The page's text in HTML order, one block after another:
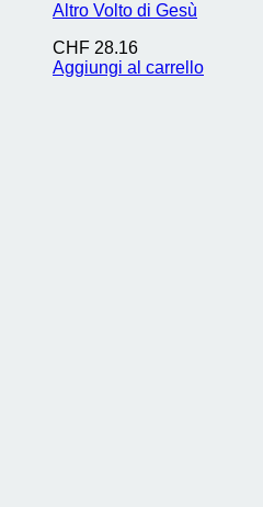
Altro Volto di Gesù
CHF 28.16
Aggiungi al carrello